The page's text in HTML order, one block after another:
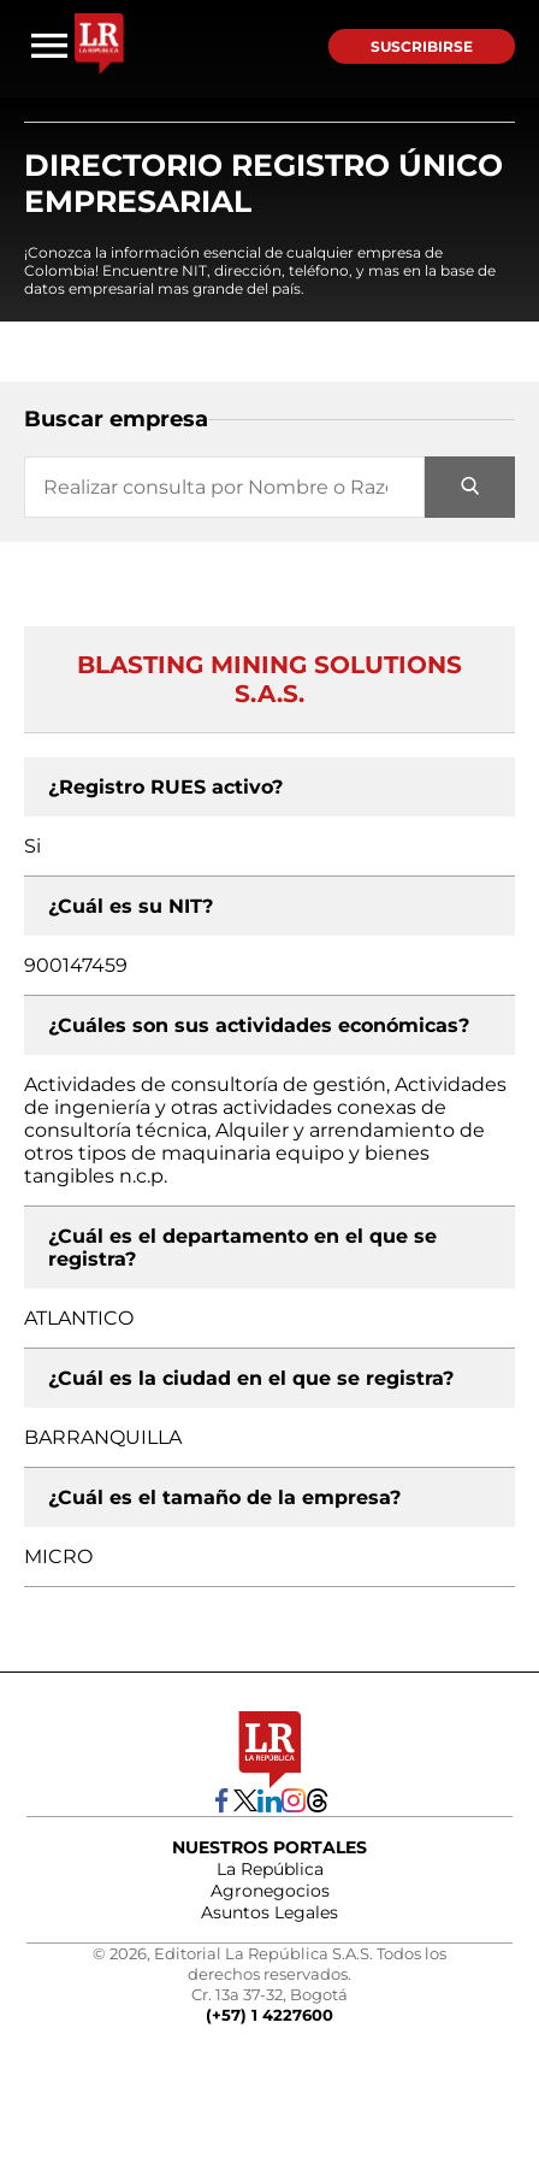
SUSCRIBIRSE
DIRECTORIO REGISTRO ÚNICO
EMPRESARIAL
¡Conozca la información esencial de cualquier empresa de
Colombia! Encuentre NIT, dirección, teléfono, y mas en la base de
datos empresarial mas grande del país.
Buscar empresa
BLASTING MINING SOLUTIONS
S.A.S.
¿Registro RUES activo?
Si
¿Cuál es su NIT?
900147459
¿Cuáles son sus actividades económicas?
Actividades de consultoría de gestión, Actividades
de ingeniería y otras actividades conexas de
consultoría técnica, Alquiler y arrendamiento de
otros tipos de maquinaria equipo y bienes
tangibles n.c.p.
¿Cuál es el departamento en el que se
registra?
ATLANTICO
¿Cuál es la ciudad en el que se registra?
BARRANQUILLA
¿Cuál es el tamaño de la empresa?
MICRO
NUESTROS PORTALES
La República
Agronegocios
Asuntos Legales
© 2026, Editorial La República S.A.S. Todos los
derechos reservados.
Cr. 13a 37-32, Bogotá
(+57) 1 4227600